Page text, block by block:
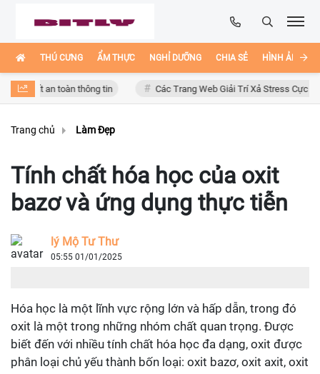
THÚ CƯNG ẨM THỰC NGHỈ DƯỠNG CHIA SẺ HÌNH ẢNH
an toàn thông tin Các Trang Web Giải Trí Xả Stress Cực Hay Ho
Trang chủ Làm Đẹp
Tính chất hóa học của oxit
bazơ và ứng dụng thực tiễn
lý Mộ Tư Thư
05:55 01/01/2025
Hóa học là một lĩnh vực rộng lớn và hấp dẫn, trong đó
oxit là một trong những nhóm chất quan trọng. Được
biết đến với nhiều tính chất hóa học đa dạng, oxit được
phân loại chủ yếu thành bốn loại: oxit bazơ, oxit axit, oxit